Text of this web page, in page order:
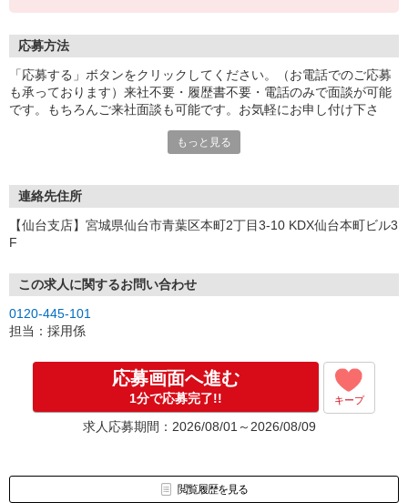
応募方法
「応募する」ボタンをクリックしてください。（お電話でのご応募
も承っております）来社不要・履歴書不要・電話のみで面談が可能
です。もちろんご来社面談も可能です。お気軽にお申し付け下さ
もっと見る
連絡先住所
【仙台支店】宮城県仙台市青葉区本町2丁目3-10 KDX仙台本町ビル3
F
この求人に関するお問い合わせ
0120-445-101
担当：採用係
応募画面へ進む
1分で応募完了!! キープ
求人応募期間：2026/08/01～2026/08/09
閲覧履歴を見る